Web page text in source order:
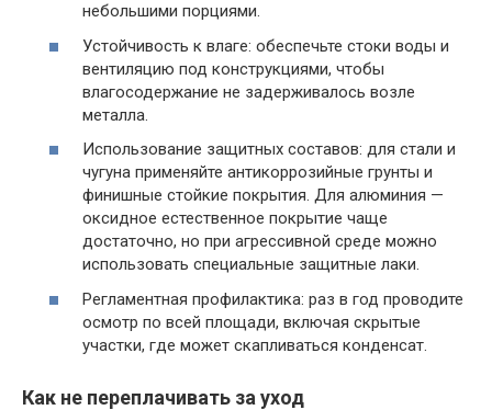
небольшими порциями.
Устойчивость к влаге: обеспечьте стоки воды и
вентиляцию под конструкциями, чтобы
влагосодержание не задерживалось возле
металла.
Использование защитных составов: для стали и
чугуна применяйте антикоррозийные грунты и
финишные стойкие покрытия. Для алюминия —
оксидное естественное покрытие чаще
достаточно, но при агрессивной среде можно
использовать специальные защитные лаки.
Регламентная профилактика: раз в год проводите
осмотр по всей площади, включая скрытые
участки, где может скапливаться конденсат.
Как не переплачивать за уход